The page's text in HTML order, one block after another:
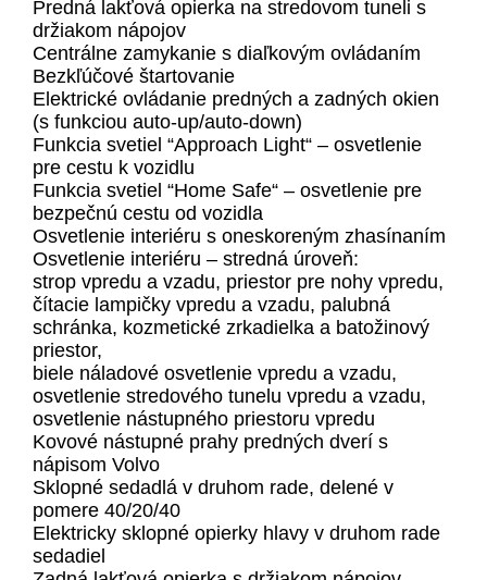
Predná lakťová opierka na stredovom tuneli s
držiakom nápojov
Centrálne zamykanie s diaľkovým ovládaním
Bezkľúčové štartovanie
Elektrické ovládanie predných a zadných okien
(s funkciou auto-up/auto-down)
Funkcia svetiel “Approach Light“ – osvetlenie
pre cestu k vozidlu
Funkcia svetiel “Home Safe“ – osvetlenie pre
bezpečnú cestu od vozidla
Osvetlenie interiéru s oneskoreným zhasínaním
Osvetlenie interiéru – stredná úroveň:
strop vpredu a vzadu, priestor pre nohy vpredu,
čítacie lampičky vpredu a vzadu, palubná
schránka, kozmetické zrkadielka a batožinový
priestor,
biele náladové osvetlenie vpredu a vzadu,
osvetlenie stredového tunelu vpredu a vzadu,
osvetlenie nástupného priestoru vpredu
Kovové nástupné prahy predných dverí s
nápisom Volvo
Sklopné sedadlá v druhom rade, delené v
pomere 40/20/40
Elektricky sklopné opierky hlavy v druhom rade
sedadiel